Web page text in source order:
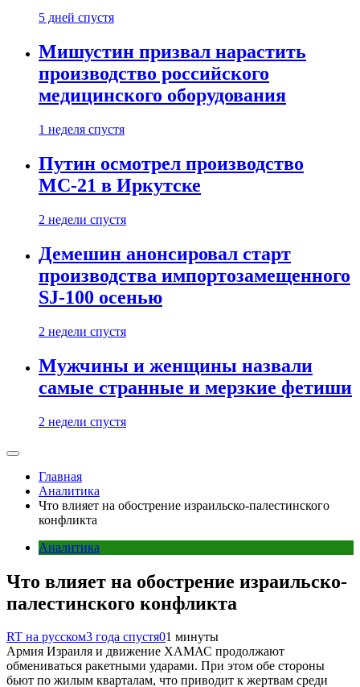
5 дней спустя
Мишустин призвал нарастить
производство российского
медицинского оборудования
1 неделя спустя
Путин осмотрел производство
МС-21 в Иркутске
2 недели спустя
Демешин анонсировал старт
производства импортозамещенного
SJ-100 осенью
2 недели спустя
Мужчины и женщины назвали
самые странные и мерзкие фетиши
2 недели спустя
Главная
Аналитика
Что влияет на обострение израильско-палестинского
конфликта
Аналитика
Что влияет на обострение израильско-
палестинского конфликта
RT на русском3 года спустя01 минуты
Армия Израиля и движение ХАМАС продолжают
обмениваться ракетными ударами. При этом обе стороны
бьют по жилым кварталам, что приводит к жертвам среди